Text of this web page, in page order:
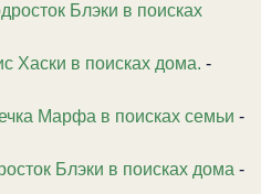
Блэки в поисках
Хаски в поисках дома. -
Марфа в поисках семьи -
Блэки в поисках дома -